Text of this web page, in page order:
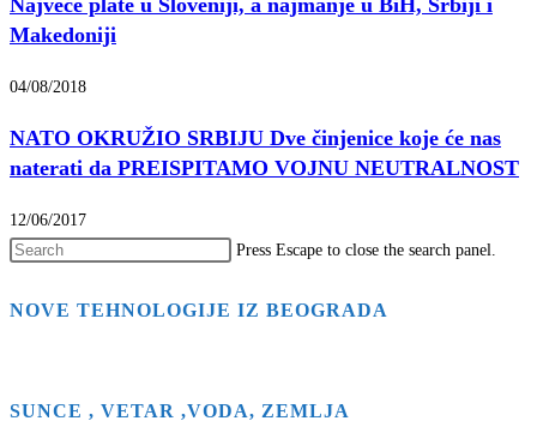
Najveće plate u Sloveniji, a najmanje u BiH, Srbiji i
Makedoniji
04/08/2018
NATO OKRUŽIO SRBIJU Dve činjenice koje će nas
naterati da PREISPITAMO VOJNU NEUTRALNOST
12/06/2017
Press Escape to close the search panel.
NOVE TEHNOLOGIJE IZ BEOGRADA
SUNCE , VETAR ,VODA, ZEMLJA